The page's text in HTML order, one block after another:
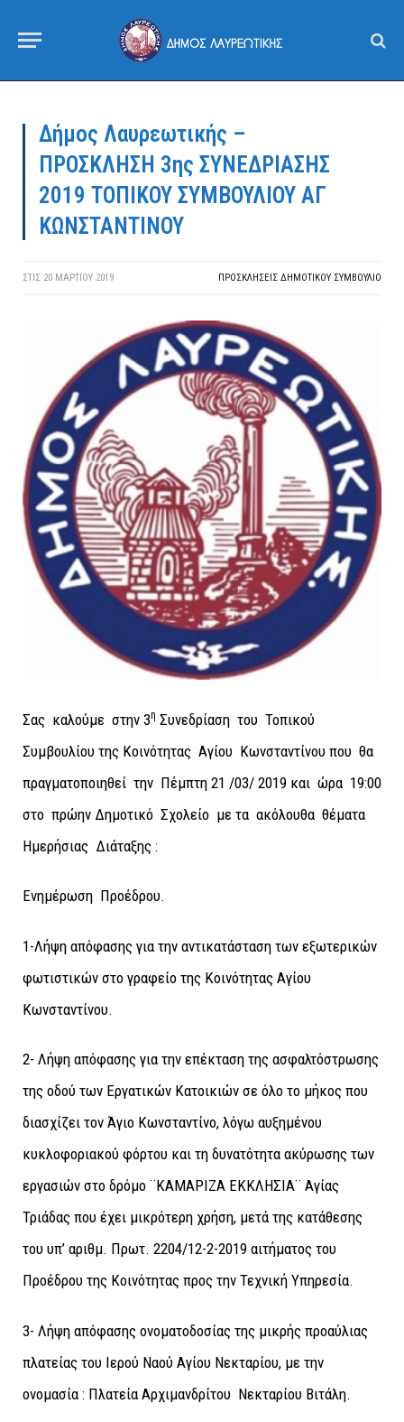
Δήμος Λαυρεωτικής –
ΠΡΟΣΚΛΗΣΗ 3ης ΣΥΝΕΔΡΙΑΣΗΣ
2019 ΤΟΠΙΚΟΥ ΣΥΜΒΟΥΛΙΟΥ ΑΓ
ΚΩΝΣΤΑΝΤΙΝΟΥ
ΣΤΙΣ 20 ΜΑΡΤΊΟΥ 2019 ΠΡΟΣΚΛΉΣΕΙΣ ΔΗΜΟΤΙΚΟΎ ΣΥΜΒΟΎΛΙΟ
Σας καλούμε στην 3η Συνεδρίαση του Τοπικού
Συμβουλίου της Κοινότητας Αγίου Κωνσταντίνου που θα
πραγματοποιηθεί την Πέμπτη 21 /03/ 2019 και ώρα 19:00
στο πρώην Δημοτικό Σχολείο με τα ακόλουθα θέματα
Ημερήσιας Διάταξης :
Ενημέρωση Προέδρου.
1-Λήψη απόφασης για την αντικατάσταση των εξωτερικών
φωτιστικών στο γραφείο της Κοινότητας Αγίου
Κωνσταντίνου.
2- Λήψη απόφασης για την επέκταση της ασφαλτόστρωσης
της οδού των Εργατικών Κατοικιών σε όλο το μήκος που
διασχίζει τον Άγιο Κωνσταντίνο, λόγω αυξημένου
κυκλοφοριακού φόρτου και τη δυνατότητα ακύρωσης των
εργασιών στο δρόμο ¨ΚΑΜΑΡΙΖΑ ΕΚΚΛΗΣΙΑ¨ Αγίας
Τριάδας που έχει μικρότερη χρήση, μετά της κατάθεσης
του υπ’ αριθμ. Πρωτ. 2204/12-2-2019 αιτήματος του
Προέδρου της Κοινότητας προς την Τεχνική Υπηρεσία.
3- Λήψη απόφασης ονοματοδοσίας της μικρής προαύλιας
πλατείας του Ιερού Ναού Αγίου Νεκταρίου, με την
ονομασία : Πλατεία Αρχιμανδρίτου Νεκταρίου Βιτάλη.